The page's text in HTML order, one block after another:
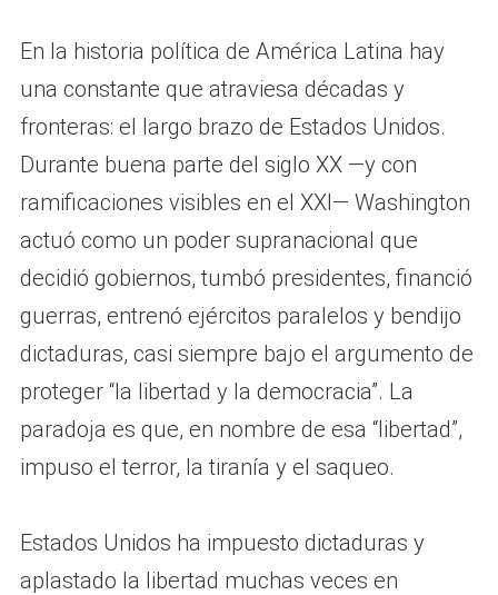
En la historia política de América Latina hay
una constante que atraviesa décadas y
fronteras: el largo brazo de Estados Unidos.
Durante buena parte del siglo XX —y con
ramificaciones visibles en el XXI— Washington
actuó como un poder supranacional que
decidió gobiernos, tumbó presidentes, financió
guerras, entrenó ejércitos paralelos y bendijo
dictaduras, casi siempre bajo el argumento de
proteger “la libertad y la democracia”. La
paradoja es que, en nombre de esa “libertad”,
impuso el terror, la tiranía y el saqueo.
Estados Unidos ha impuesto dictaduras y
aplastado la libertad muchas veces en